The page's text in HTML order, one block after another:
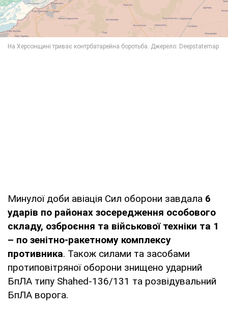
Минулої доби авіація Сил оборони завдала 6
ударів по районах зосередження особового
складу, озброєння та військової техніки та 1
– по зенітно-ракетному комплексу
противника. Також силами та засобами
протиповітряної оборони знищено ударний
БпЛА типу Shahed-136/131 та розвідувальний
БпЛА ворога.